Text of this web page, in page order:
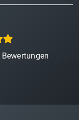
Bewertungen